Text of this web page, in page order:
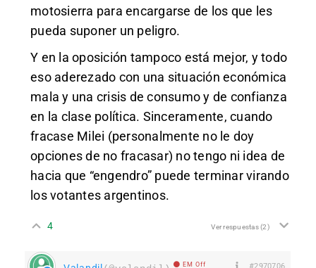
motosierra para encargarse de los que les
pueda suponer un peligro.
Y en la oposición tampoco está mejor, y todo
eso aderezado con una situación económica
mala y una crisis de consumo y de confianza
en la clase política. Sinceramente, cuando
fracase Milei (personalmente no le doy
opciones de no fracasar) no tengo ni idea de
hacia que “engendro” puede terminar virando
los votantes argentinos.
4 Ver respuestas(2)
EM Off